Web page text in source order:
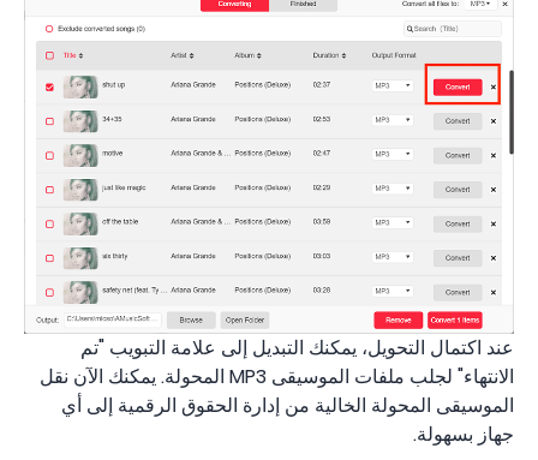
عند اكتمال التحويل، يمكنك التبديل إلى علامة التبويب "تم
الانتهاء" لجلب ملفات الموسيقى MP3 المحولة. يمكنك الآن نقل
الموسيقى المحولة الخالية من إدارة الحقوق الرقمية إلى أي
جهاز بسهولة.